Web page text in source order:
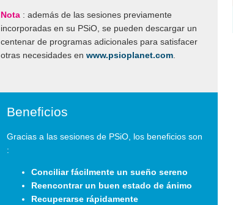
Nota : además de las sesiones previamente
incorporadas en su PSiO, se pueden descargar un
centenar de programas adicionales para satisfacer
otras necesidades en www.psioplanet.com
Beneficios
Gracias a las sesiones de PSiO, los beneficios son
:
Conciliar fácilmente un sueño sereno
Reencontrar un buen estado de ánimo
Recuperarse rápidamente